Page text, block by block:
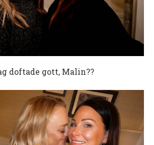
doftade gott, Malin??